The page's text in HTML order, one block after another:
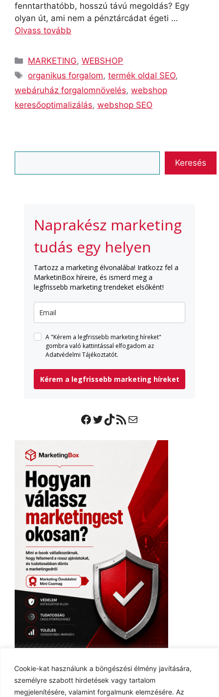
Cookie-kat használunk a böngészési élmény javítására,
személyre szabott hirdetések vagy tartalom
megjelenítésére, valamint forgalmunk elemzésére. Az
fenntarthatóbb, hosszú távú megoldás? Egy
olyan út, ami nem a pénztárcádat égeti …
Olvass tovább
Kategória
MARKETING,WEBSHOP
Címkék
organikus forgalom,termék oldal SEO,
webáruház forgalomnövelés, webshop
keresőoptimalizálás, webshop SEO
Keresés
Naprakész marketing
tudás egy helyen
Tartozz a marketing élvonalába! Iratkozz fel a
MarketinBox híreire, és ismerd meg a
legfrissebb marketing trendeket elsőként!
A "Kérem a legfrissebb marketing híreket"
gombra való kattintással elfogadom az
Adatvédelmi Tájékoztatót.
Kérem a legfrissebb marketing híreket
Facebook
Twitter
TikTok
RSS Feed
Mail